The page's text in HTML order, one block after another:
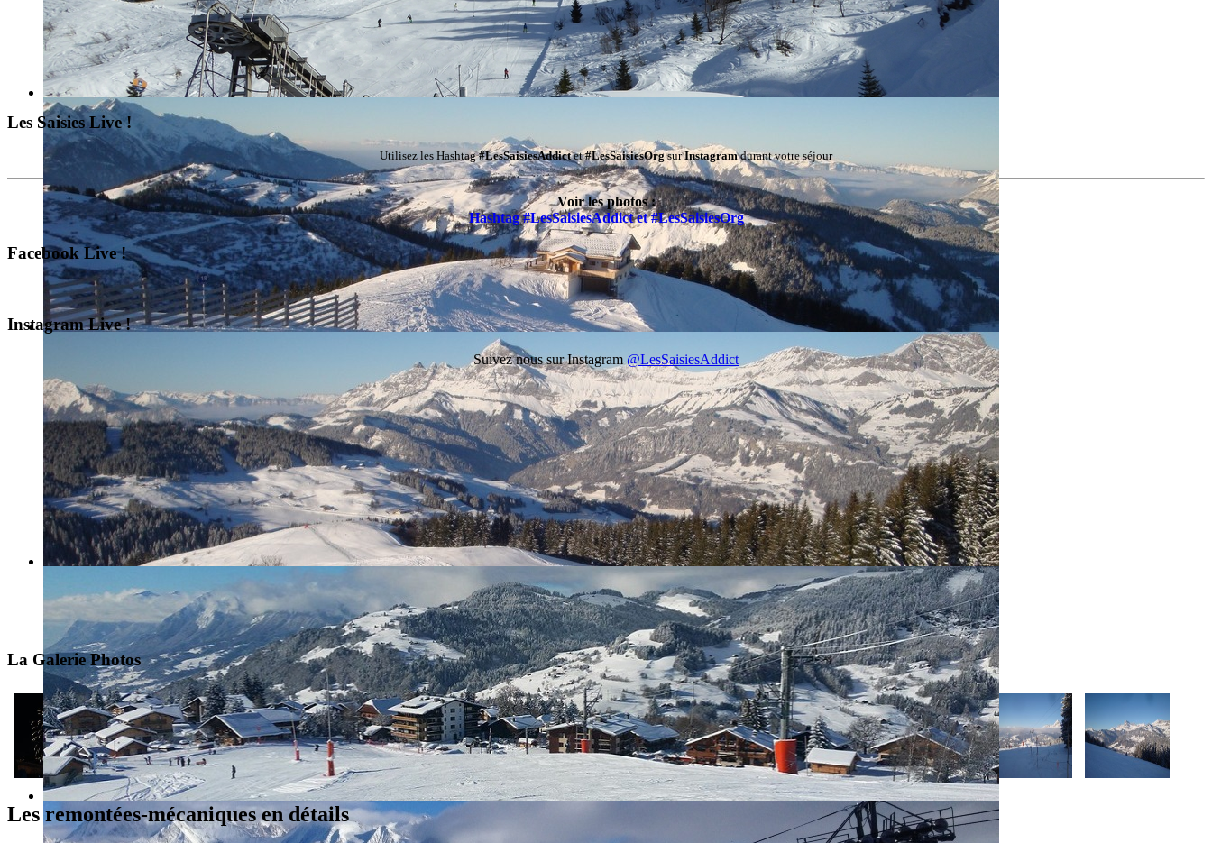
Les Saisies Live !
Utilisez les Hashtag#LesSaisiesAddictet#LesSaisiesOrgsurInstagramdurant votre séjour
Voir les photos :
Hashtag #LesSaisiesAddict et #LesSaisiesOrg
Facebook Live !
Instagram Live !
Suivez nous sur Instagram @LesSaisiesAddict
La Galerie Photos
Les remontées-mécaniques en détails